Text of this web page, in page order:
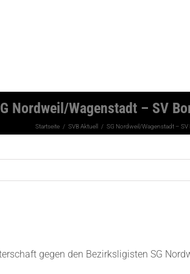
Nordweil/Wagenstadt – SV
Startseite SVB Aktuell SG Nordweil/Wagenstadt – SV
gegen den Bezirksligisten SG